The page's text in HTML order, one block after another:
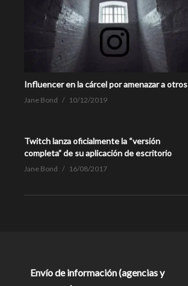
Influencer en la cárcel por amenazar a otros
Jane Bond 10/12/2019
Twitch lanza oficialmente la “versión
completa” de su aplicación de escritorio
Jane Bond 16/08/2017
Envío de información (agencias y